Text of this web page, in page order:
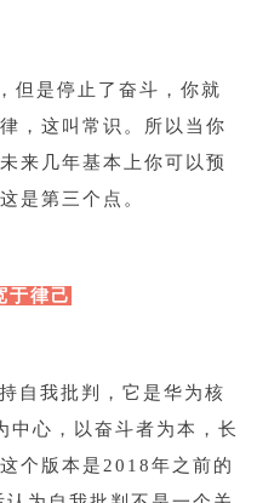
但是停止了奋斗，你就
，这叫常识。所以当你
来几年基本上你可以预
是第三个点。
于律己
自我批判，它是华为核
中心，以奋斗者为本，长
个版本是2018年之前的